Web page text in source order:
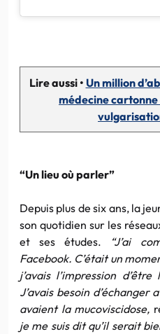
Lire aussi • Un million
médecine cartonne
“Un lieu où parler”
Depuis plus de six ans, la
son quotidien sur les
et ses études.
“J’ai
Facebook. C’était un
j’avais l’impression d’être
J’avais besoin d’échanger
avaient la mucoviscidose,
je me suis dit qu’il serait